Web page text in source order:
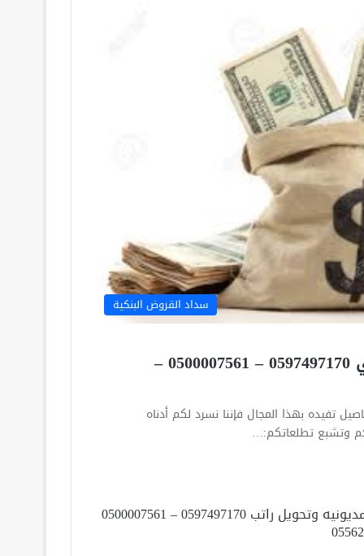
سداد القروض البنكية
تسديد قروض الراجحي 0597497170 – 0500007561 –
تفيده بهذا المجال فإننا نسرد لكم أدناه
وتشبع تطلعاتكم:…
تسديد مديونيه وتحويل راتب 0597497170 – 0500007561